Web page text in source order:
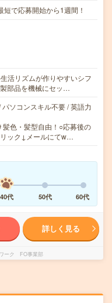
で応募開始から1週間！
活リズムが作りやすいシフ
部品を機械にセッ…
ソコンスキル不要 / 英語力
髪色・髪型自由！○応募後の
ック↓メールにてw…
40代 50代 60代
詳しく見る
ーク FO事業部